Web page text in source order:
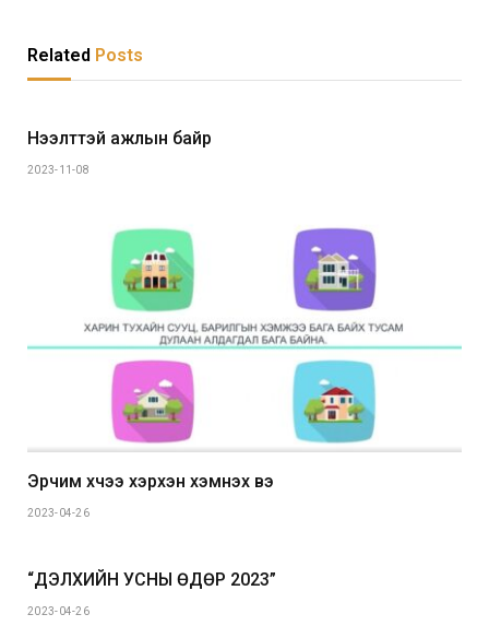
Related Posts
Нээлттэй ажлын байр
2023-11-08
Эрчим хүчээ хэрхэн хэмнэх вэ
2023-04-26
“ДЭЛХИЙН УСНЫ ӨДӨР 2023”
2023-04-26